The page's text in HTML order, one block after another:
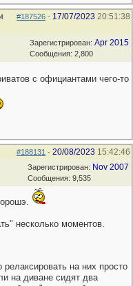
#187526 - 17/07/2023 20:51:38
Зарегистрирован: Apr 2015
Сообщения: 2,800
с официантами чего-то
#188131 - 20/08/2023 15:42:46
Зарегистрирован: Nov 2007
Сообщения: 9,535
несколько моментов.
на них просто
на диване сидят два